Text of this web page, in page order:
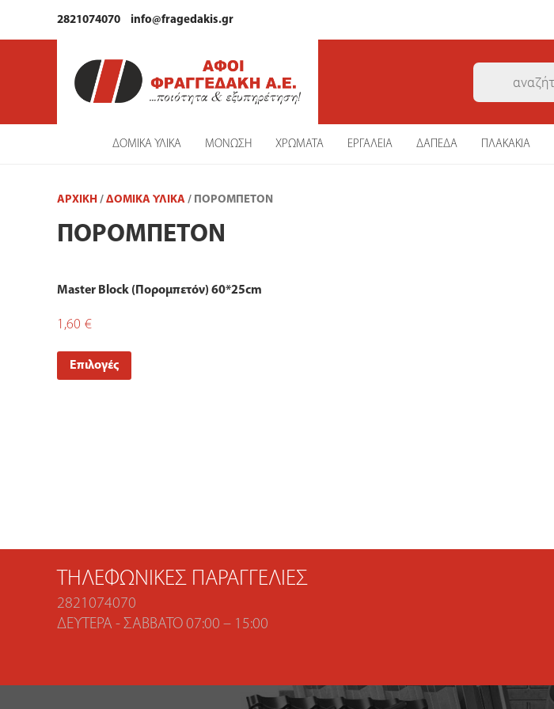
2821074070 info@fragedakis.gr
ΔΟΜΙΚΑ ΥΛΙΚΑ ΜΟΝΩΣΗ ΧΡΩΜΑΤΑ ΕΡΓΑΛΕΙΑ ΔΑΠΕΔΑ ΠΛΑΚΑΚΙΑ
ΑΡΧΙΚΉ / ΔΟΜΙΚΑ ΥΛΙΚΑ / ΠΟΡΟΜΠΕΤΌΝ
ΠΟΡΟΜΠΕΤΌΝ
Master Block (Πορομπετόν) 60*25cm
1,60 €
Επιλογές
ΤΗΛΕΦΩΝΙΚΈΣ ΠΑΡΑΓΓΕΛΊΕΣ
2821074070
ΔΕΥΤΈΡΑ - ΣΆΒΒΑΤΟ 07:00 – 15:00